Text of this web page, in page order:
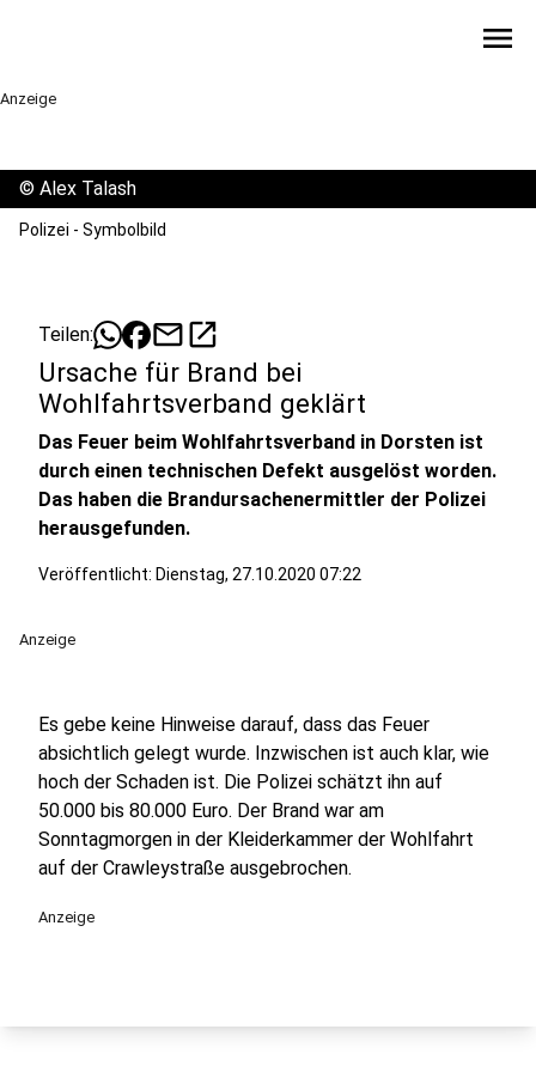
menu
Anzeige
© Alex Talash
Polizei - Symbolbild
Teilen: mailopen_in_new
Ursache für Brand bei
Wohlfahrtsverband geklärt
Das Feuer beim Wohlfahrtsverband in Dorsten ist
durch einen technischen Defekt ausgelöst worden.
Das haben die Brandursachenermittler der Polizei
herausgefunden.
Veröffentlicht: Dienstag, 27.10.2020 07:22
Anzeige
Es gebe keine Hinweise darauf, dass das Feuer
absichtlich gelegt wurde. Inzwischen ist auch klar, wie
hoch der Schaden ist. Die Polizei schätzt ihn auf
50.000 bis 80.000 Euro. Der Brand war am
Sonntagmorgen in der Kleiderkammer der Wohlfahrt
auf der Crawleystraße ausgebrochen.
Anzeige